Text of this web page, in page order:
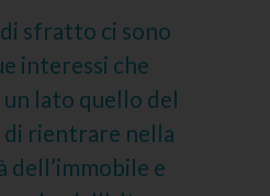
sfratto ci sono
interessi che
lato quello del
rientrare nella
dell’immobile e